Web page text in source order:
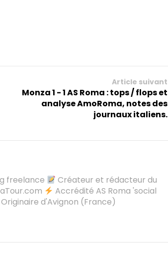
Article suivant
Monza 1 - 1 AS Roma : tops / flops et
analyse AmoRoma, notes des
journaux italiens.
freelance
Créateur et rédacteur du
Accrédité AS Roma 'social
d'Avignon (France)